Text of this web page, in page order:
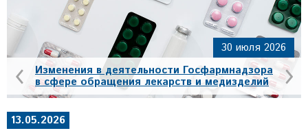
30 июля 2026
‹
Изменения в деятельности Госфармнадзора
в сфере обращения лекарств и медизделий
›
13.05.2026